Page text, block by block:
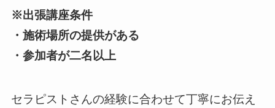
※出張講座条件
・施術場所の提供がある
・参加者が二名以上
セラピストさんの経験に合わせて丁寧にお伝え